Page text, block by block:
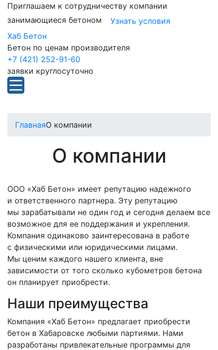
Приглашаем к сотрудничеству компании
занимающиеся бетоном
Узнать условия
Хаб Бетон
Бетон по ценам производителя
+7 (421) 252-91-60
заявки круглосуточно
ГлавнаяО компании
О компании
ООО «Хаб Бетон» имеет репутацию надежного
и ответственного партнера. Эту репутацию
мы зарабатывали не один год и сегодня делаем все
возможное для ее поддержания и укрепления.
Компания одинаково заинтересована в работе
с физическими или юридическими лицами.
Мы ценим каждого нашего клиента, вне
зависимости от того сколько кубометров бетона
он планирует приобрести.
Наши преимущества
Компания «Хаб Бетон» предлагает приобрести
бетон в Хабаровске любыми партиями. Нами
разработаны привлекательные программы для